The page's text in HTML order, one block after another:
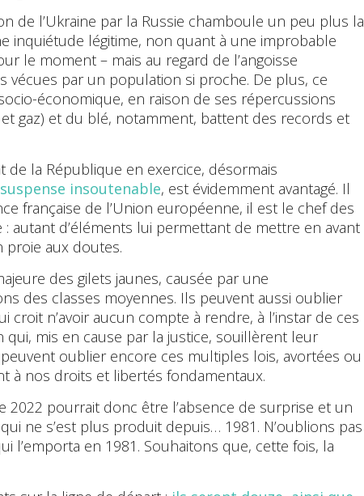
de l’Ukraine par la Russie chamboule un peu plus la
inquiétude légitime, non quant à une improbable
le moment – mais au regard de l’angoisse
par un population si proche. De plus, ce
économique, en raison de ses répercussions
gaz) et du blé, notamment, battent des records et
de la République en exercice, désormais
insoutenable, est évidemment avantagé. Il
française de l’Union européenne, il est le chef des
autant d’éléments lui permettant de mettre en avant
proie aux doutes.
des gilets jaunes, causée par une
des classes moyennes. Ils peuvent aussi oublier
croit n’avoir aucun compte à rendre, à l’instar de ces
mis en cause par la justice, souillèrent leur
oublier encore ces multiples lois, avortées ou
à nos droits et libertés fondamentaux.
2022 pourrait donc être l’absence de surprise et un
ne s’est plus produit depuis… 1981. N’oublions pas
l’emporta en 1981. Souhaitons que, cette fois, la